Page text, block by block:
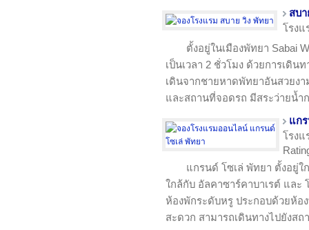
สบ
โรง
ตั้งอยู่ในเมืองพัทยา Sabai
เป็นเวลา 2 ชั่วโมง ด้วยการเดิน
เดินจากชายหาดพัทยาอันสวยงา
และสถานที่จอดรถ มีสระว่ายน้ำ
แก
โรง
แกรนด์ โซเล่ พัทยา ตั้งอยู่ใ
ใกล้กับ อัลคาซาร์คาบาเรต์ และ
ห้องพักระดับหรู ประกอบด้วยห้อ
สะดวก สามารถเดินทางไปยังส